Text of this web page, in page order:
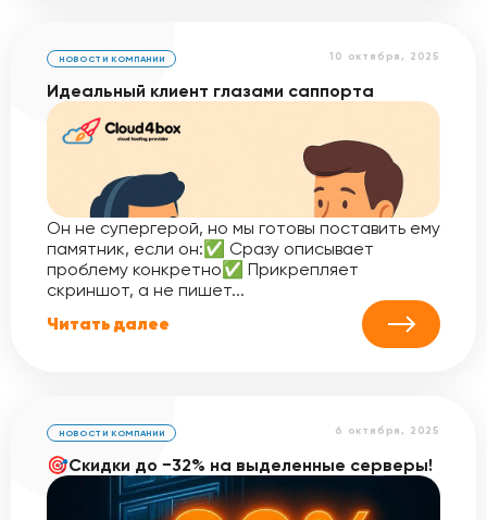
10 октября, 2025
НОВОСТИ КОМПАНИИ
Идеальный клиент глазами саппорта
Он не супергерой, но мы готовы поставить ему
памятник, если он:✅ Сразу описывает
проблему конкретно✅ Прикрепляет
скриншот, а не пишет...
Читать далее
6 октября, 2025
НОВОСТИ КОМПАНИИ
🎯Скидки до −32% на выделенные серверы!